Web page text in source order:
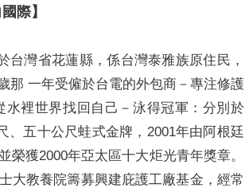
際】
灣省花蓮縣，係台灣泰雅族原住民，
那 一年受僱於台電的外包商－專注修護
裡世界找回自己－泳得冠軍：分別於
、五十公尺蛙式金牌，2001年由阿根廷
獲2000年亞太區十大炬光青年獎章。
大教養院籌募興建庇護工廠基金，經常